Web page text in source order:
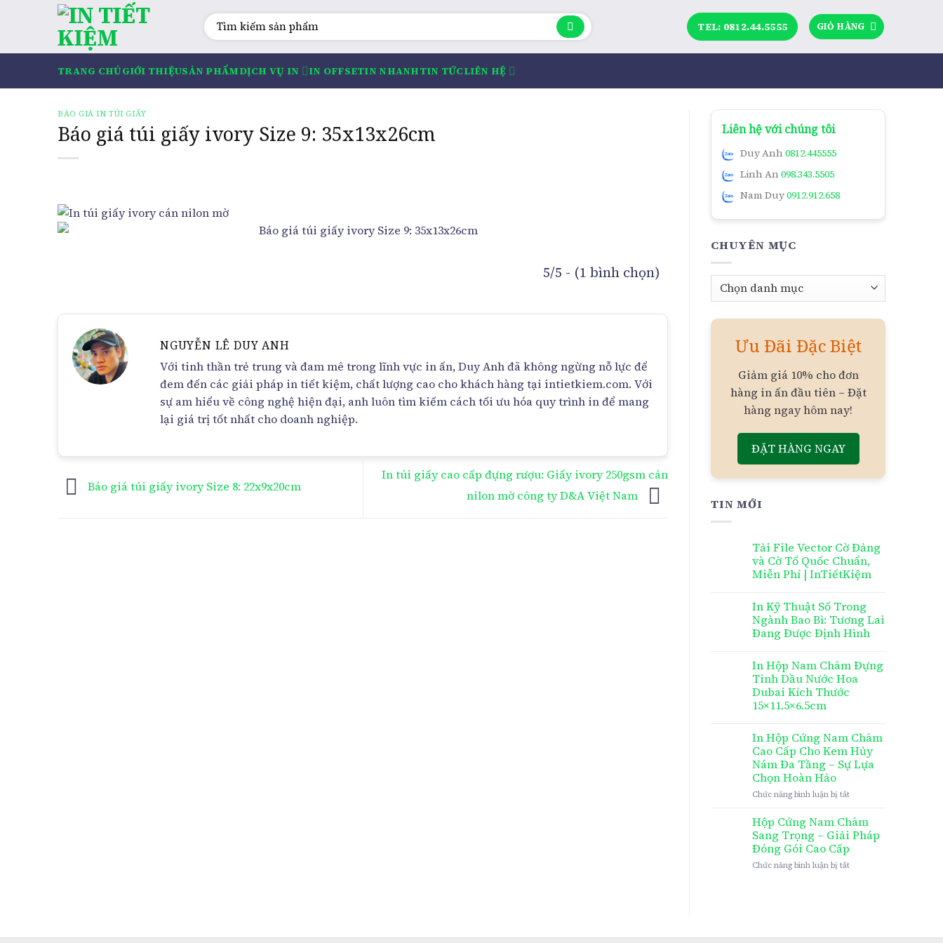
Tìm
kiếm:
TEL: 0812.44.5555 GIỎ HÀNG
TRANG CHỦGIỚI THIỆUSẢN PHẨMDỊCH VỤ IN IN OFFSETIN NHANHTIN TỨCLIÊN HỆ
BÁO GIÁ IN TÚI GIẤY
Báo giá túi giấy ivory Size 9: 35x13x26cm
5/5 - (1 bình chọn)
NGUYỄN LÊ DUY ANH
Với tinh thần trẻ trung và đam mê trong lĩnh vực in ấn, Duy Anh đã không ngừng nỗ lực để
đem đến các giải pháp in tiết kiệm, chất lượng cao cho khách hàng tại intietkiem.com. Với
sự am hiểu về công nghệ hiện đại, anh luôn tìm kiếm cách tối ưu hóa quy trình in để mang
lại giá trị tốt nhất cho doanh nghiệp.
Báo giá túi giấy ivory Size 8: 22x9x20cm
In túi giấy cao cấp đựng rượu: Giấy ivory 250gsm cán
nilon mờ công ty D&A Việt Nam
Liên hệ với chúng tôi
Duy Anh 0812.445555
Linh An 098.343.5505
Nam Duy0912.912.658
CHUYÊN MỤC
Chuyên
mục
Ưu Đãi Đặc Biệt
Giảm giá 10% cho đơn
hàng in ấn đầu tiên – Đặt
hàng ngay hôm nay!
ĐẶT HÀNG NGAY
TIN MỚI
Tải File Vector Cờ Đảng
và Cờ Tổ Quốc Chuẩn,
Miễn Phí | InTiếtKiệm
In Kỹ Thuật Số Trong
Ngành Bao Bì: Tương Lai
Đang Được Định Hình
In Hộp Nam Châm Đựng
Tinh Dầu Nước Hoa
Dubai Kích Thước
15×11.5×6.5cm
In Hộp Cứng Nam Châm
Cao Cấp Cho Kem Hủy
Nám Đa Tầng – Sự Lựa
Chọn Hoàn Hảo
Chức năng bình luận bị tắtở
Hộp
Cứng
Nam
Cao
Đa
Hộp Cứng Nam Châm
Sang Trọng – Giải Pháp
Đóng Gói Cao Cấp
Chức năng bình luận bị tắtở
Trọng